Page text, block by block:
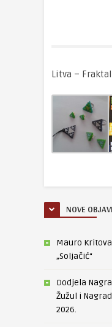
Litva –
NOVE
Mauro
„Soljačić“
Dodjela
Žužul i
2026.